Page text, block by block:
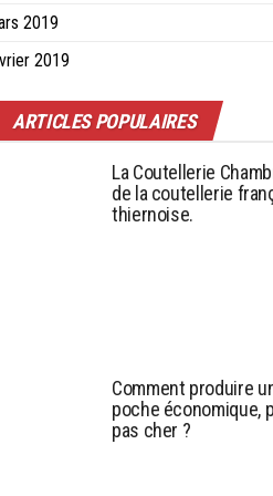
2019
2019
ARTICLES POPULAIRES
La Coutellerie
de la coutellerie
thiernoise.
Comment produire
poche économique,
pas cher ?